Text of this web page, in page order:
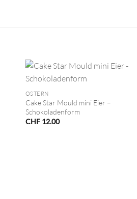
OSTERN
Cake Star Mould mini Eier –
Schokoladenform
CHF12.00